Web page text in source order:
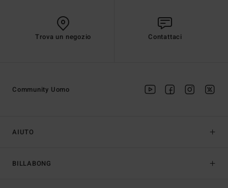
Trova un negozio Contattaci
AIUTO
BILLABONG
Community Uomo